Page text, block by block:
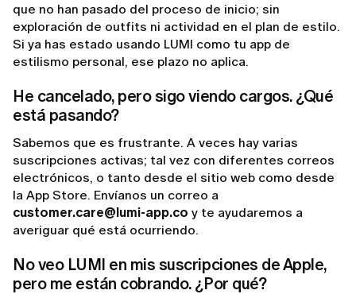
que no han pasado del proceso de inicio; sin
exploración de outfits ni actividad en el plan de estilo.
Si ya has estado usando LUMI como tu app de
estilismo personal, ese plazo no aplica.
He cancelado, pero sigo viendo cargos. ¿Qué
está pasando?
Sabemos que es frustrante. A veces hay varias
suscripciones activas; tal vez con diferentes correos
electrónicos, o tanto desde el sitio web como desde
la App Store. Envíanos un correo a
customer.care@lumi-app.co y te ayudaremos a
averiguar qué está ocurriendo.
No veo LUMI en mis suscripciones de Apple,
pero me están cobrando. ¿Por qué?